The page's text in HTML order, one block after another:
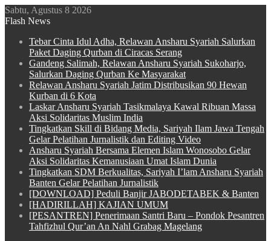
Sabtu, Agustus 8 2026
Flash News
Tebar Cinta Idul Adha, Relawan Ansharu Syariah Salurkan
Paket Daging Qurban di Ciracas Serang
Gandeng Salimah, Relawan Ansharu Syariah Sukoharjo,
Salurkan Daging Qurban Ke Masyarakat
Relawan Ansharu Syariah Jatim Distribusikan 90 Hewan
Kurban di 6 Kota
Laskar Ansharu Syariah Tasikmalaya Kawal Ribuan Massa
Aksi Solidaritas Muslim India
Tingkatkan Skill di Bidang Media, Sariyah Ilam Jawa Tengah
Gelar Pelatihan Jurnalistik dan Editing Video
Ansharu Syariah Bersama Elemen Islam Wonosobo Gelar
Aksi Solidaritas Kemanusiaan Umat Islam Dunia
Tingkatkan SDM Berkualitas, Sariyah I’lam Ansharu Syariah
Banten Gelar Pelatihan Jurnalistik
[DOWNLOAD] Peduli Banjir JABODETABEK & Banten
[HADIRILLAH] KAJIAN UMUM
[PESANTREN] Penerimaan Santri Baru – Pondok Pesantren
Tahfizhul Qur’an An Nahl Grabag Magelang